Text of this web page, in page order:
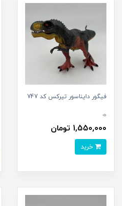
فیگور دایناسور تیرکس کد 747
0
1,550,000 تومان